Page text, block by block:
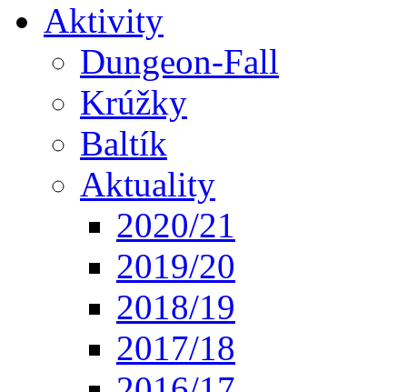
Aktivity
Dungeon-Fall
Krúžky
Baltík
Aktuality
2020/21
2019/20
2018/19
2017/18